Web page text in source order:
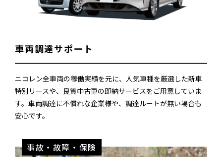
車両調達サポート
ニコレン全車両の稼働実績を元に、人気車種を厳選した新車
特別リースや、良質中古車の即納サービスをご用意していま
す。車両調達に不慣れな企業様や、調達ルートが無い場合も
安心です。
事故・故障・保険